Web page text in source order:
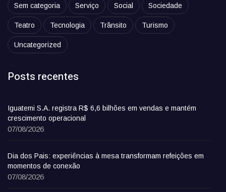
Sem categoria Serviço Social Sociedade
Teatro Tecnologia Trânsito Turismo
Uncategorized
Posts recentes
Iguatemi S.A. registra R$ 6,6 bilhões em vendas e mantém
crescimento operacional
07/08/2026
Dia dos Pais: experiências à mesa transformam refeições em
momentos de conexão
07/08/2026